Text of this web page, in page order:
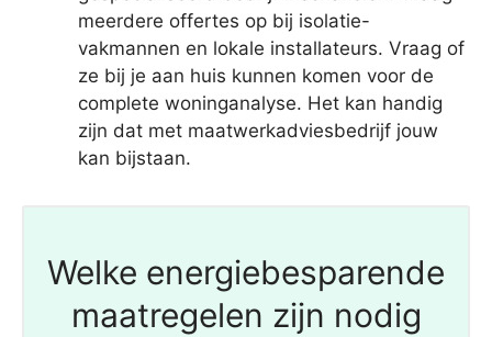
meerdere offertes op bij isolatie-
vakmannen en lokale installateurs. Vraag of
ze bij je aan huis kunnen komen voor de
complete woninganalyse. Het kan handig
zijn dat met maatwerkadviesbedrijf jouw
kan bijstaan.
Welke energiebesparende
maatregelen zijn nodig